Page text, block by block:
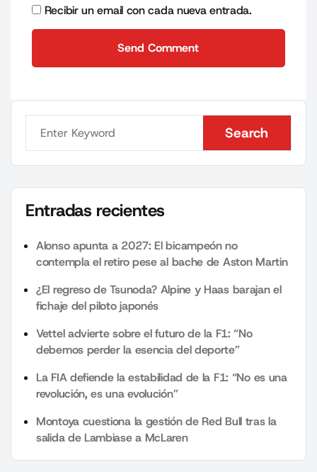
Recibir un email con cada nueva entrada.
Send Comment
Search
Search
Entradas recientes
Alonso apunta a 2027: El bicampeón no
contempla el retiro pese al bache de Aston Martin
¿El regreso de Tsunoda? Alpine y Haas barajan el
fichaje del piloto japonés
Vettel advierte sobre el futuro de la F1: “No
debemos perder la esencia del deporte”
La FIA defiende la estabilidad de la F1: “No es una
revolución, es una evolución”
Montoya cuestiona la gestión de Red Bull tras la
salida de Lambiase a McLaren